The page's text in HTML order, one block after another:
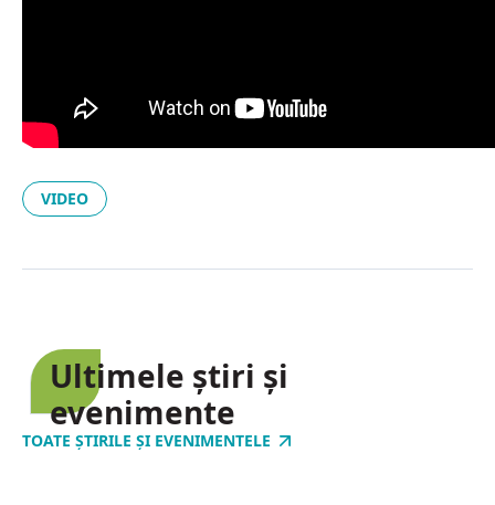
VIDEO
Ultimele știri și
evenimente
TOATE ȘTIRILE ȘI EVENIMENTELE